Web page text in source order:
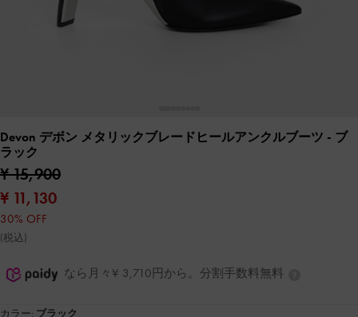
Devon デボン メタリックブレードヒールアンクルブーツ - ブ
ラック
¥ 15,900
¥ 11,130
30% OFF
(税込)
なら月々¥ 3,710円から。分割手数料無料
カラー: ブラック